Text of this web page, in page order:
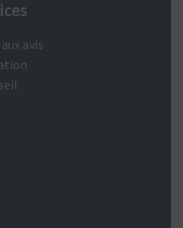
avis